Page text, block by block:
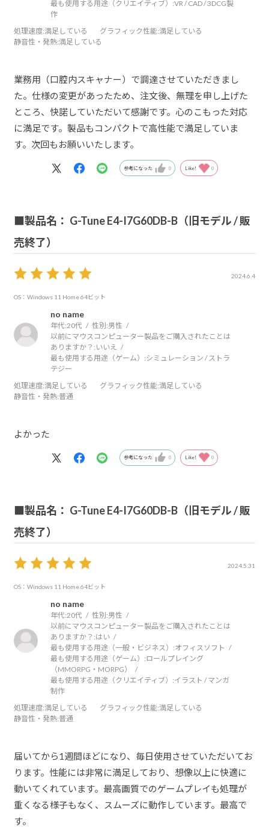
最も使用する用途（クリエイティブ）:VR / CAD / 3DCG製
作
処理速度:満足している グラフィック性能:満足している
静音性・発熱:満足している
業務用（口腔内スキャナー）で調達させていただきまし
た。仕様の変更があったため、注文後、無理を申し上げた
ところ、快諾していただいて感謝です。心のこもった対応
に満足です。製品もコンパクトで高性能で満足していま
す。次回もお願いいたします。
参考になった 0 Like! 0
■製品名： G-Tune E4-I7G60DB-B（旧モデル / 販
売終了）
2024.6.4
OS：Windows 11 Home 64ビット
no name
年代:20代 性別:男性
以前にマウスコンピューター製品をご購入されたことは
ありますか？: いいえ
最も使用する用途（ゲーム）:シミュレーション / ストラ
テジー
処理速度:満足している グラフィック性能:満足している
静音性・発熱:普通
よかった
参考になった 0 Like! 0
■製品名： G-Tune E4-I7G60DB-B（旧モデル / 販
売終了）
2024.5.31
OS：Windows 11 Home 64ビット
no name
年代:20代 性別:男性
以前にマウスコンピューター製品をご購入されたことは
ありますか？:はい
最も使用する用途（一般・ビジネス）:オフィスソフト
最も使用する用途（ゲーム）:ロールプレイング
（MMORPG・MORPG）
最も使用する用途（クリエイティブ）:イラスト / マンガ
制作
処理速度:満足している グラフィック性能:満足している
静音性・発熱:普通
届いてから1週間ほどになり、毎日使用させていただいてお
ります。性能には非常に満足しており、想像以上に快適に
動いてくれています。最高画質でのゲームプレイも処理が
重くなる様子もなく、スムーズに動作しています。最高で
す。